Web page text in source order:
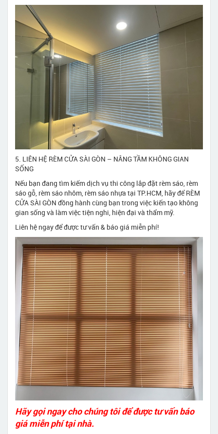
5. LIÊN HỆ RÈM CỬA SÀI GÒN – NÂNG TẦM KHÔNG GIAN
SỐNG
Nếu bạn đang tìm kiếm dịch vụ thi công lắp đặt rèm sáo, rèm
sáo gỗ, rèm sáo nhôm, rèm sáo nhựa tại TP.HCM, hãy để RÈM
CỬA SÀI GÒN đồng hành cùng bạn trong việc kiến tạo không
gian sống và làm việc tiện nghi, hiện đại và thẩm mỹ.
Liên hệ ngay để được tư vấn & báo giá miễn phí!
Hãy gọi ngay cho chúng tôi để được tư vấn báo
giá miễn phí tại nhà.